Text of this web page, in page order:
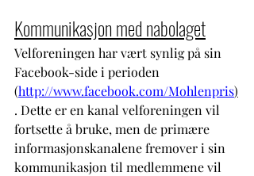
Kommunikasjon med nabolaget
Velforeningen har vært synlig på sin
Facebook-side i perioden
(http://www.facebook.com/Mohlenpris)
. Dette er en kanal velforeningen vil
fortsette å bruke, men de primære
informasjonskanalene fremover i sin
kommunikasjon til medlemmene vil